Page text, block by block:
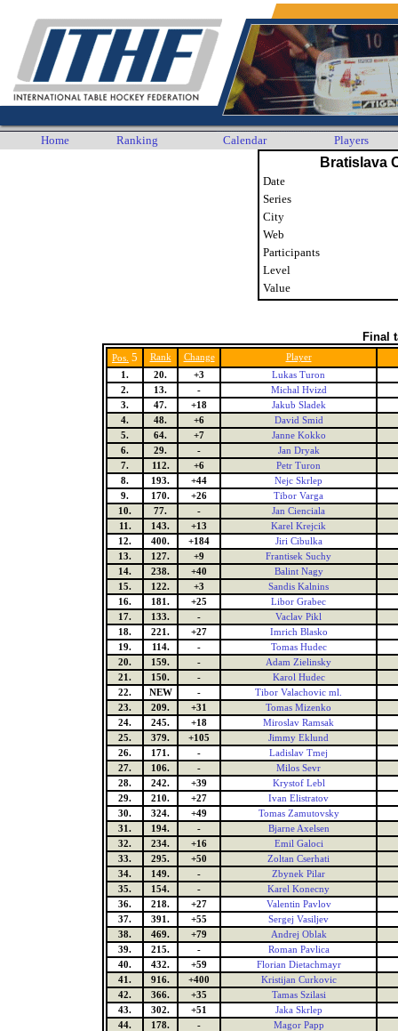
Home Ranking Calendar Players
Bratislava
Date
Series
City
Web
Participants
Level
Value
Final
Pos. 5 Rank Change
Player
1.
20. +3
Lukas Turon
2.
13. -
Michal Hvizd
3.
47. +18
Jakub Sladek
4.
48. +6
David Smid
5.
64. +7
Janne Kokko
6.
29. -
Jan Dryak
7.
112. +6
Petr Turon
8.
193. +44
Nejc Skrlep
9.
170. +26
Tibor Varga
10.
77. -
Jan Cienciala
11.
143. +13
Karel Krejcik
12.
400. +184
Jiri Cibulka
13.
127. +9
Frantisek Suchy
14.
238. +40
Balint Nagy
15.
122. +3
Sandis Kalnins
16.
181. +25
Libor Grabec
17.
133. -
Vaclav Pikl
18.
221. +27
Imrich Blasko
19.
114. -
Tomas Hudec
20.
159. -
Adam Zielinsky
21.
150. -
Karol Hudec
22.
NEW -
Tibor Valachovic ml.
23.
209. +31
Tomas Mizenko
24.
245. +18
Miroslav Ramsak
25.
379. +105
Jimmy Eklund
26.
171. -
Ladislav Tmej
27.
106. -
Milos Sevr
28.
242. +39
Krystof Lebl
29.
210. +27
Ivan Elistratov
30.
324. +49
Tomas Zamutovsky
31.
194. -
Bjarne Axelsen
32.
234. +16
Emil Galoci
33.
295. +50
Zoltan Cserhati
34.
149. -
Zbynek Pilar
35.
154. -
Karel Konecny
36.
218. +27
Valentin Pavlov
37.
391. +55
Sergej Vasiljev
38.
469. +79
Andrej Oblak
39.
215. -
Roman Pavlica
40.
432. +59
Florian Dietachmayr
41.
916. +400
Kristijan Curkovic
42.
366. +35
Tamas Szilasi
43.
302. +51
Jaka Skrlep
44.
178. -
Magor Papp